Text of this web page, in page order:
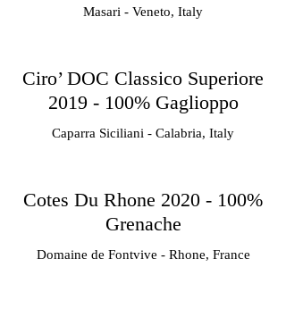
Masari - Veneto, Italy
Ciro’ DOC Classico Superiore
2019 - 100% Gaglioppo
Caparra Siciliani - Calabria, Italy
Cotes Du Rhone 2020 - 100%
Grenache
Domaine de Fontvive - Rhone, France